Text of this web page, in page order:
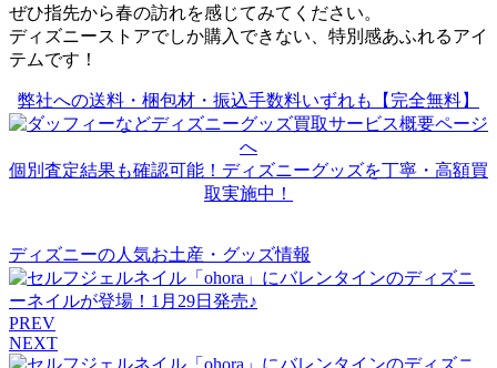
ぜひ指先から春の訪れを感じてみてください。
ディズニーストアでしか購入できない、特別感あふれるアイ
テムです！
弊社への送料・梱包材・振込手数料いずれも【完全無料】
個別査定結果も確認可能！ディズニーグッズを丁寧・高額買
取実施中！
ディズニーの人気お土産・グッズ情報
PREV
NEXT